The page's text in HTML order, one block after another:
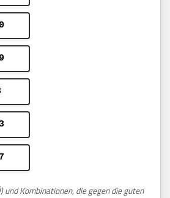
und Kombinationen, die gegen die guten